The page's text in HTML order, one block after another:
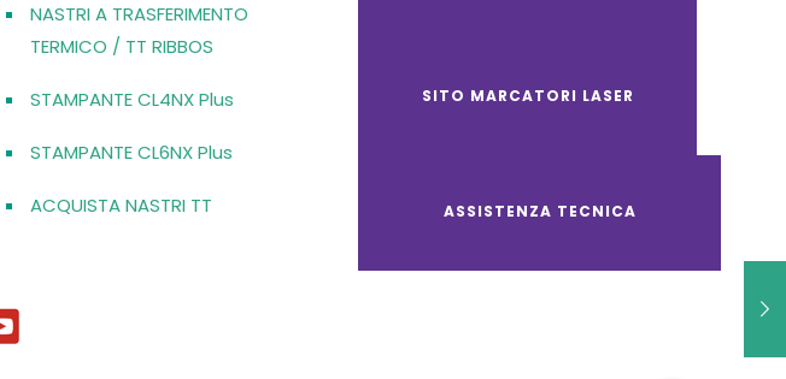
NASTRI A TRASFERIMENTO
TERMICO / TT RIBBOS
STAMPANTE CL4NX Plus
STAMPANTE CL6NX Plus
ACQUISTA NASTRI TT
SITO MARCATORI LASER
ASSISTENZA TECNICA